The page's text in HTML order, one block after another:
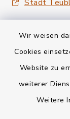
Wir weisen
Cookies
Website zu
weiterer
Weitere
Stadt